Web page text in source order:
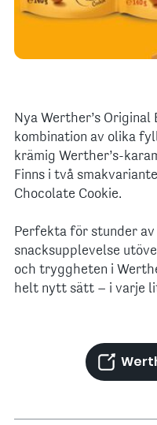
Nya Werther’s
kombination av olika
krämig Werther’s-
Finns i två
Chocolate Cookie.
Perfekta för stunder av
snacksupplevelse
och tryggheten i
helt nytt sätt – i varje